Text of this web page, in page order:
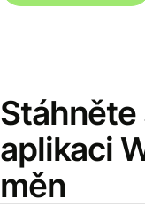
Stáhněte
aplikaci
měn